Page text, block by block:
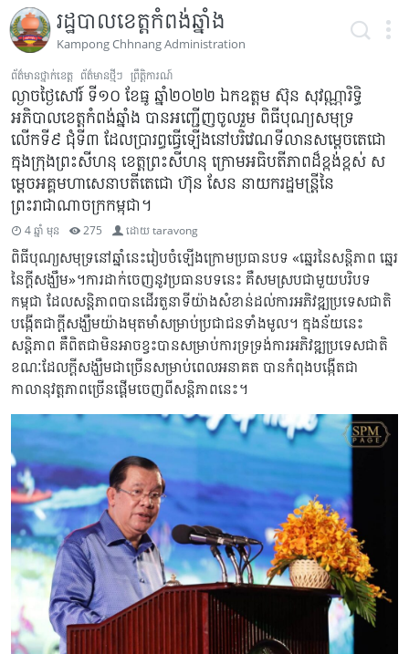
រដ្ឋបាលខេត្តកំពង់ឆ្នាំង
Kampong Chhnang Administration
ព័ត៌មានថ្នាក់ខេត្ត ព័ត៌មានថ្មីៗ ព្រឹត្តិការណ៍
ល្ងាចថ្ងៃសៅរ៍ ទី១០ ខែធ្នូ ឆ្នាំ២០២២ ឯកឧត្ដម ស៊ុន សុវណ្ណារិទ្ធិ
អភិបាលខេត្ដកំពង់ឆ្នាំង បានអញ្ជើញចូលរួម ពិធីបុណ្យសមុទ្រ
លើកទី៩ ជុំទី៣ ដែលប្រារព្ធធ្វើឡើងនៅបរិវេណទីលានសម្តេចតេជោ
ក្នុងក្រុងព្រះសីហនុ ខេត្តព្រះសីហនុ ក្រោមអធិបតីភាពដ៏ខ្ពង់ខ្ពស់ ស
ម្តេចអគ្គមហាសេនាបតីតេជោ ហ៊ុន សែន នាយករដ្ឋមន្ត្រីនៃ
ព្រះរាជាណាចក្រកម្ពុជា។
4 ឆ្នាំ មុន 275 ដោយtaravong
ពិធីបុណ្យសមុទ្រនៅឆ្នាំនេះរៀបចំឡើងក្រោមប្រធានបទ «ឆ្នេរនៃសន្តិភាព ឆ្នេរ
នៃក្តីសង្ឃឹម»។ការដាក់ចេញនូវប្រធានបទនេះ គឺសមស្របជាមួយបរិបទ
កម្ពុជា ដែលសន្តិភាពបានដើរតួនាទីយ៉ាងសំខាន់ដល់ការអភិវឌ្ឍប្រទេសជាតិ
បង្កើតជាក្តីសង្ឃឹមយ៉ាងមុតមាំសម្រាប់ប្រជាជនទាំងមូល។ ក្នុងន័យនេះ
សន្តិភាព គឺពិតជាមិនអាចខ្វះបានសម្រាប់ការទ្រទ្រង់ការអភិវឌ្ឍប្រទេសជាតិ
ខណៈដែលក្តីសង្ឃឹមជាច្រើនសម្រាប់ពេលអនាគត បានកំពុងបង្កើតជា
កាលានុវត្តភាពច្រើនផ្តើមចេញពីសន្តិភាពនេះ។